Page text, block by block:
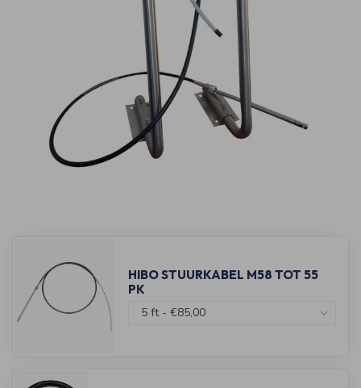
HIBO STUURKABEL M58 TOT 55
PK